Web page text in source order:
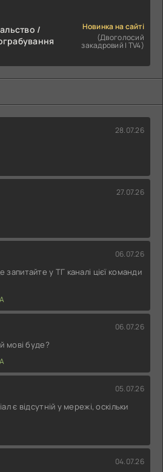
/
Новинка на сайті
(Двоголосий
закадровий | TV4)
28.07.26
27.07.26
06.07.26
у ТГ каналі цієї команди
06.07.26
мові буде?
05.07.26
є відсутній у мережі, оскільки
04.07.26